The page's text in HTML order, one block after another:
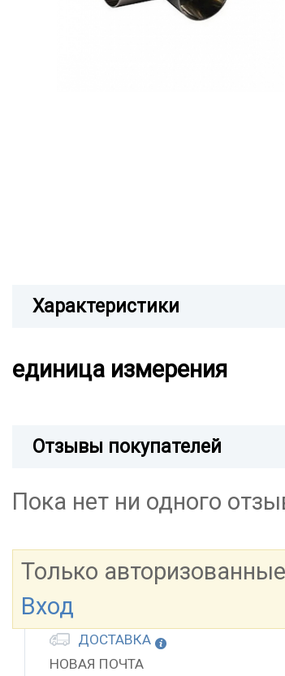
Характеристики
единица измерения
Отзывы покупателей
Пока нет ни одного
Только
Вход
ДОСТАВКА
НОВАЯ ПОЧТА